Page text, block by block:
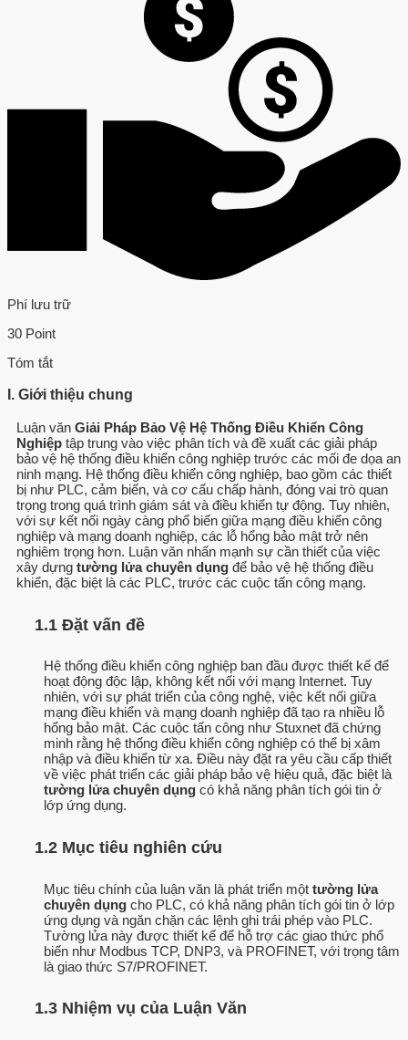
Phí lưu trữ
30 Point
Tóm tắt
I. Giới thiệu chung
Luận văn Giải Pháp Bảo Vệ Hệ Thống Điều Khiển Công
Nghiệp tập trung vào việc phân tích và đề xuất các giải pháp
bảo vệ hệ thống điều khiển công nghiệp trước các mối đe dọa an
ninh mạng. Hệ thống điều khiển công nghiệp, bao gồm các thiết
bị như PLC, cảm biến, và cơ cấu chấp hành, đóng vai trò quan
trọng trong quá trình giám sát và điều khiển tự động. Tuy nhiên,
với sự kết nối ngày càng phổ biến giữa mạng điều khiển công
nghiệp và mạng doanh nghiệp, các lỗ hổng bảo mật trở nên
nghiêm trọng hơn. Luận văn nhấn mạnh sự cần thiết của việc
xây dựng tường lửa chuyên dụng để bảo vệ hệ thống điều
khiển, đặc biệt là các PLC, trước các cuộc tấn công mạng.
1.1 Đặt vấn đề
Hệ thống điều khiển công nghiệp ban đầu được thiết kế để
hoạt động độc lập, không kết nối với mạng Internet. Tuy
nhiên, với sự phát triển của công nghệ, việc kết nối giữa
mạng điều khiển và mạng doanh nghiệp đã tạo ra nhiều lỗ
hổng bảo mật. Các cuộc tấn công như Stuxnet đã chứng
minh rằng hệ thống điều khiển công nghiệp có thể bị xâm
nhập và điều khiển từ xa. Điều này đặt ra yêu cầu cấp thiết
về việc phát triển các giải pháp bảo vệ hiệu quả, đặc biệt là
tường lửa chuyên dụng có khả năng phân tích gói tin ở
lớp ứng dụng.
1.2 Mục tiêu nghiên cứu
Mục tiêu chính của luận văn là phát triển một tường lửa
chuyên dụng cho PLC, có khả năng phân tích gói tin ở lớp
ứng dụng và ngăn chặn các lệnh ghi trái phép vào PLC.
Tường lửa này được thiết kế để hỗ trợ các giao thức phổ
biến như Modbus TCP, DNP3, và PROFINET, với trọng tâm
là giao thức S7/PROFINET.
1.3 Nhiệm vụ của Luận Văn